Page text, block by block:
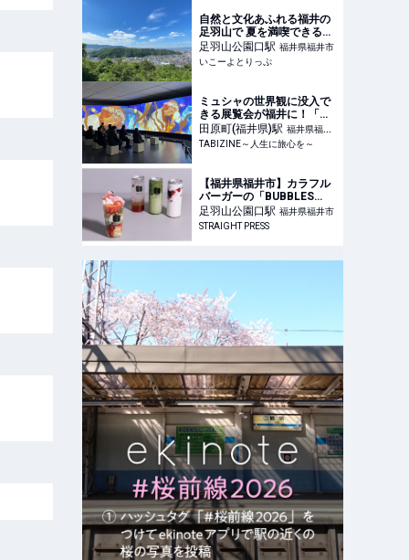
自然と文化あふれる福井の
足羽山で 夏を満喫できるフ
ォトキャンペーン | いこー
よとりっぷ
足羽山公園口駅 福井県福井市
いこーよとりっぷ
ミュシャの世界観に没入で
きる展覧会が福井に！「ミ
ュシャ展 ～アール・ヌー
ヴォーの女神たち～」 |
TABIZINE～人生に旅心を
田原町(福井県)駅 福井県福井
市
TABIZINE～人生に旅心を～
【福井県福井市】カラフル
バーガーの「BUBBLES
BURGER」より春限定メニ
ュー登場。パフェやドリン
足羽山公園口駅 福井県福井市
STRAIGHT PRESS